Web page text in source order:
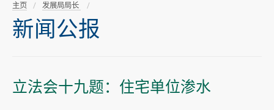
主页 发展局局长
新闻公报
立法会十九题：住宅单位渗水